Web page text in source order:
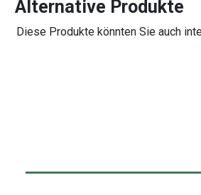
Alternative Produkte
Diese Produkte könnten Sie auch